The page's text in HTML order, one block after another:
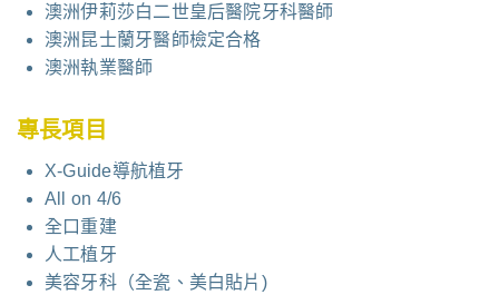
澳洲伊莉莎白二世皇后醫院牙科醫師
澳洲昆士蘭牙醫師檢定合格
澳洲執業醫師
專長項目
X-Guide導航植牙
All on 4/6
全口重建
人工植牙
美容牙科（全瓷、美白貼片)